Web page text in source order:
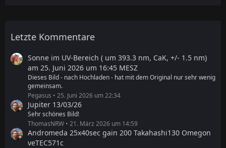
Letzte Kommentare
Sonne im UV-Bereich ( um 393.3 nm, CaK, +/- 1.5 nm)
am 25. Juni 2026 um 16:45 MESZ
Dieses Bild - nach Hochladen - hat mit dem Original nur sehr wenig
gemeinsam.
Pegasus
25. Juni 2026 um 22:34
Jupiter 13/03/26
Sehr schönes Bild!
ThomasNRW
21. März 2026 um 14:59
Andromeda 25x40sec gain 200 Takahashi130 Omegon
veTEC571c